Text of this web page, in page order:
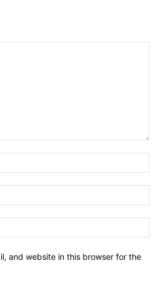
and website in this browser for the